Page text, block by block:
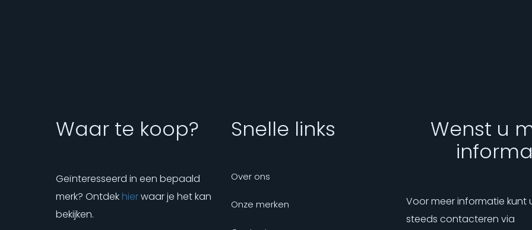
Waar te koop?
Geïnteresseerd in een bepaald
merk? Ontdek hierwaar je het kan
bekijken.
Snelle links
Over ons
Onze merken
Wenst u
Voor meer informatie kunt
steeds contacteren via